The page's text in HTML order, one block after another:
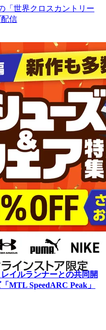
「世界クロスカントリー
信
イルランナーとの共同開
MTL SpeedARC Peak」